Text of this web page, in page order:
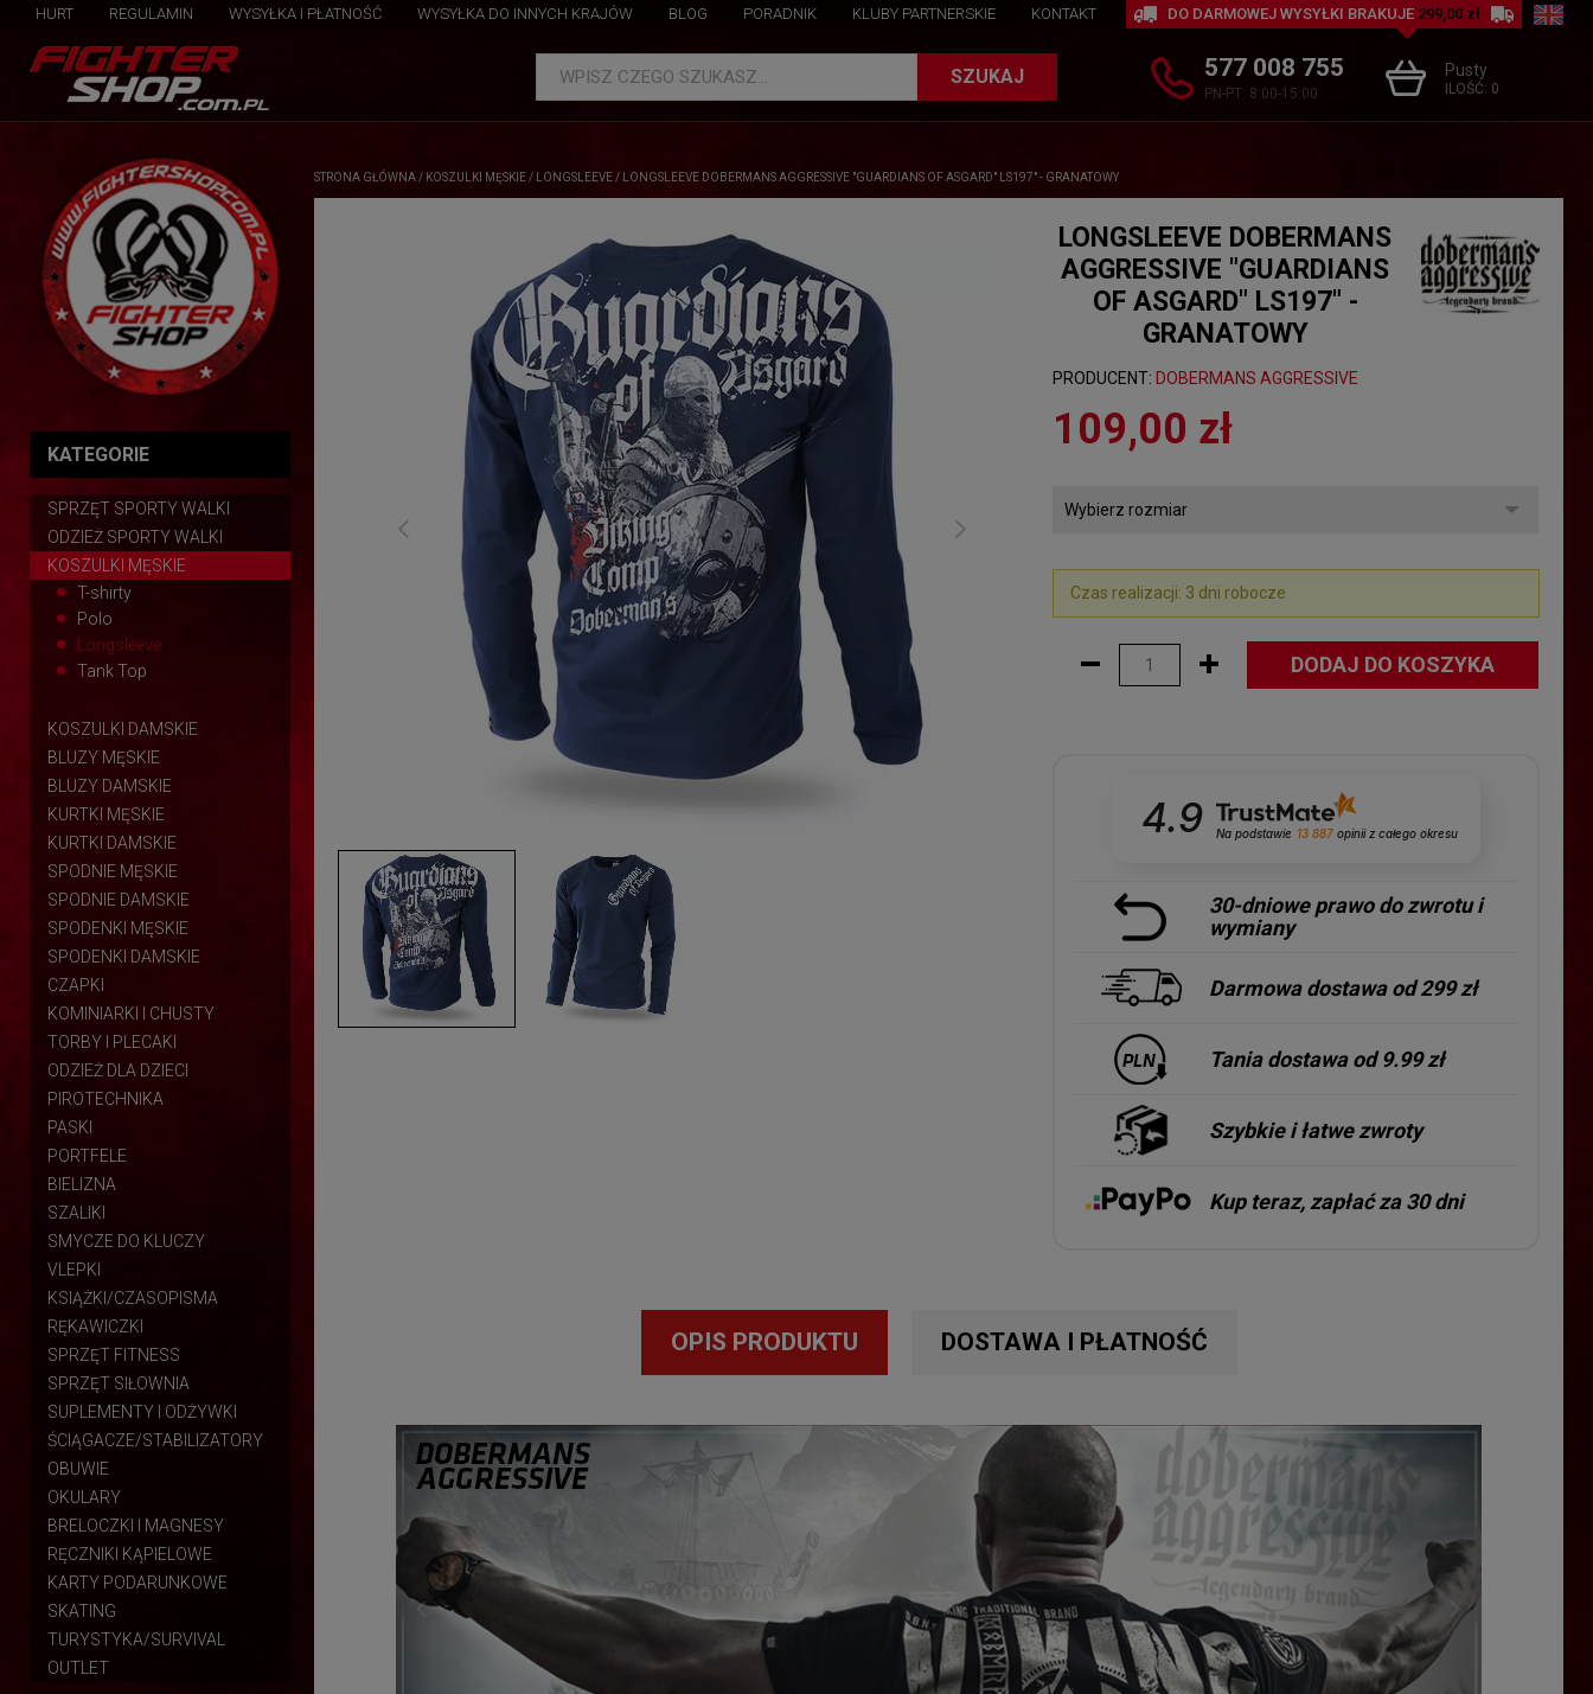
DO DARMOWEJ WYSYŁKI BRAKUJE 299,00 zł
WPISZ CZEGO SZUKASZ... SZUKAJ 577 008 755
PN-PT: 8:00-15:00
Pusty
ILOŚĆ: 0
KATEGORIE
SPRZĘT SPORTY WALKI
ODZIEŻ SPORTY WALKI
KOSZULKI MĘSKIE
T-shirty
Polo
Longsleeve
Tank Top
KOSZULKI DAMSKIE
BLUZY MĘSKIE
BLUZY DAMSKIE
KURTKI MĘSKIE
KURTKI DAMSKIE
SPODNIE MĘSKIE
SPODNIE DAMSKIE
SPODENKI MĘSKIE
SPODENKI DAMSKIE
CZAPKI
KOMINIARKI I CHUSTY
TORBY I PLECAKI
ODZIEŻ DLA DZIECI
PIROTECHNIKA
PASKI
PORTFELE
BIELIZNA
SZALIKI
SMYCZE DO KLUCZY
VLEPKI
KSIĄŻKI/CZASOPISMA
RĘKAWICZKI
SPRZĘT FITNESS
SPRZĘT SIŁOWNIA
SUPLEMENTY I ODŻYWKI
ŚCIĄGACZE/STABILIZATORY
OBUWIE
OKULARY
BRELOCZKI I MAGNESY
RĘCZNIKI KĄPIELOWE
KARTY PODARUNKOWE
SKATING
TURYSTYKA/SURVIVAL
OUTLET
HURT REGULAMIN WYSYŁKA I PŁATNOŚĆ WYSYŁKA DO INNYCH KRAJÓW BLOG PORADNIK KLUBY PARTNERSKIE KONTAKT
STRONA GŁÓWNA / KOSZULKI MĘSKIE / LONGSLEEVE / LONGSLEEVE DOBERMANS AGGRESSIVE "GUARDIANS OF ASGARD" LS197" - GRANATOWY
LONGSLEEVE DOBERMANS
AGGRESSIVE "GUARDIANS
OF ASGARD" LS197" -
GRANATOWY
PRODUCENT: DOBERMANS AGGRESSIVE
109,00 zł
Czas realizacji: 3 dni robocze
DODAJ DO KOSZYKA
4.9 Na podstawie 13 887 opiniiz całego okresu
30-dniowe prawo do zwrotu i
wymiany
Darmowa dostawa od 299 zł
Tania dostawa od 9.99 zł
Szybkie i łatwe zwroty
Kup teraz, zapłać za 30 dni
OPIS PRODUKTU DOSTAWA I PŁATNOŚĆ